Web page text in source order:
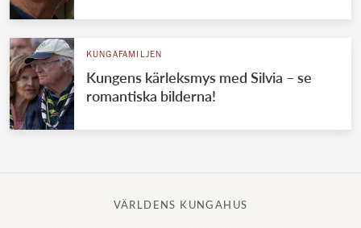
KUNGAFAMILJEN
Kungens kärleksmys med Silvia – se
romantiska bilderna!
VÄRLDENS KUNGAHUS